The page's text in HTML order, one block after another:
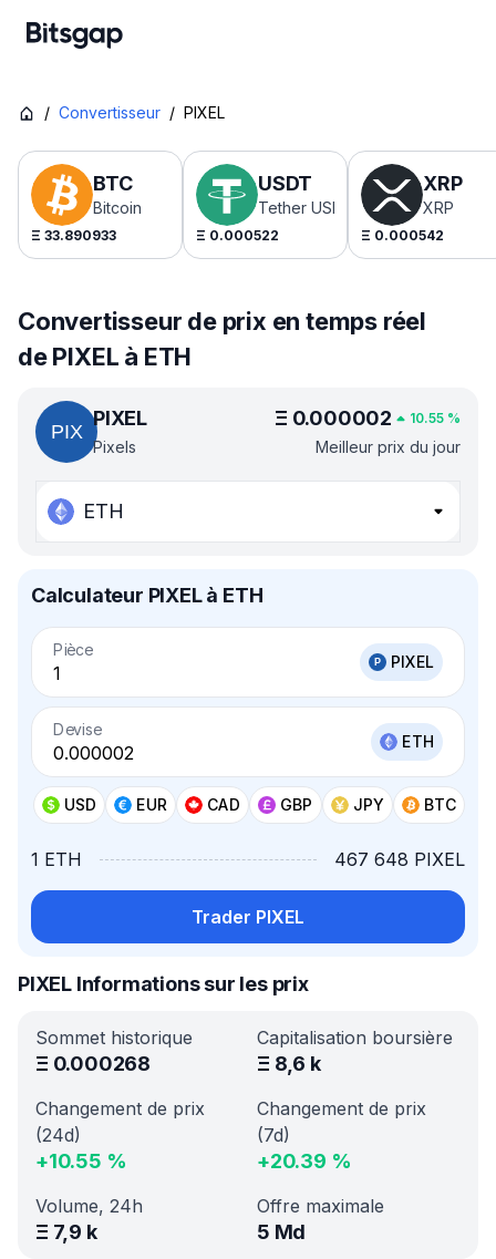
/ Convertisseur / PIXEL
BTC
Bitcoin
Ξ 33.890933
USDT
Tether USDt
Ξ 0.000522
XRP
XRP
Ξ 0.000542
Convertisseur de prix en temps réel
de PIXEL à ETH
PIXEL
Pixels
Ξ 0.000002 10.55 %
Meilleur prix du jour
ETH
Calculateur PIXEL à ETH
Pièce
PIXEL
Devise
ETH
USD EUR CAD GBP JPY BTC
1 ETH 467 648 PIXEL
Trader PIXEL
PIXEL Informations sur les prix
Sommet historique
Ξ 0.000268
Capitalisation boursière
Ξ 8,6 k
Changement de prix
(24d)
+10.55 %
Changement de prix
(7d)
+20.39 %
Volume, 24h
Ξ 7,9 k
Offre maximale
5 Md